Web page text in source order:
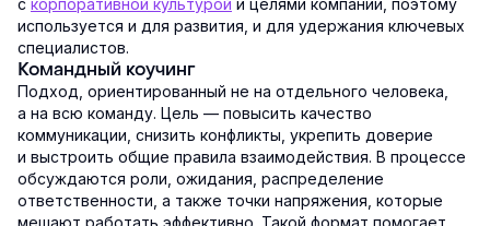
используется и для развития, и для удержания ключевых
специалистов.
Командный коучинг
Подход, ориентированный не на отдельного человека,
а на всю команду. Цель — повысить качество
коммуникации, снизить конфликты, укрепить доверие
и выстроить общие правила взаимодействия. В процессе
обсуждаются роли, ожидания, распределение
ответственности, а также точки напряжения, которые
мешают работать эффективно. Такой формат помогает